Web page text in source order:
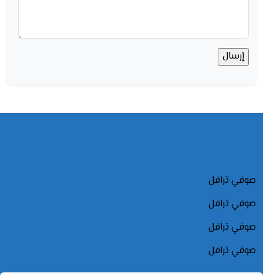
صوفي ترافل
صوفي ترافل
صوفي ترافل
صوفي ترافل